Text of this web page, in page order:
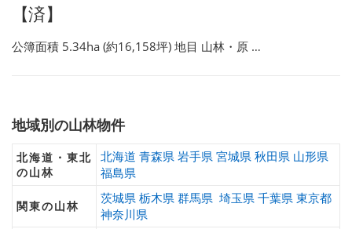
【済】
公簿面積 5.34ha (約16,158坪) 地目 山林・原 …
地域別の山林物件
北海道・東北
の山林
北海道 青森県 岩手県 宮城県 秋田県 山形県
福島県
関東の山林
茨城県 栃木県 群馬県 埼玉県 千葉県 東京都
神奈川県